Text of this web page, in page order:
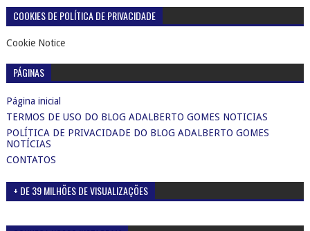
COOKIES DE POLÍTICA DE PRIVACIDADE
PÁGINAS
Página inicial
TERMOS DE USO DO BLOG ADALBERTO GOMES NOTICIAS
POLÍTICA DE PRIVACIDADE DO BLOG ADALBERTO GOMES
NOTÍCIAS
+ DE 39 MILHÕES DE VISUALIZAÇÕES